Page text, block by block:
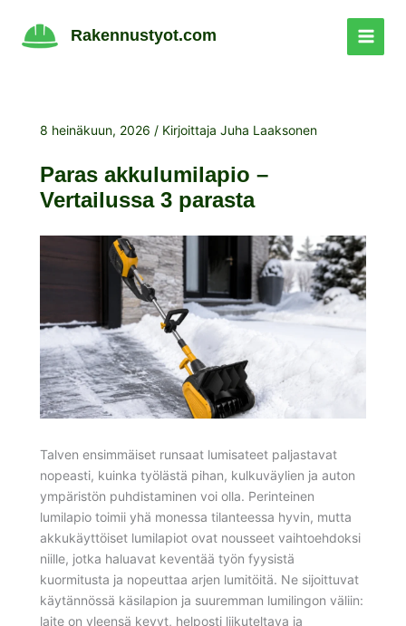
sisältöön
Rakennustyot.com
8 heinäkuun, 2026 / Kirjoittaja Juha Laaksonen
Paras akkulumilapio –
Vertailussa 3 parasta
Talven ensimmäiset runsaat lumisateet paljastavat
nopeasti, kuinka työlästä pihan, kulkuväylien ja auton
ympäristön puhdistaminen voi olla. Perinteinen
lumilapio toimii yhä monessa tilanteessa hyvin, mutta
akkukäyttöiset lumilapiot ovat nousseet vaihtoehdoksi
niille, jotka haluavat keventää työn fyysistä
kuormitusta ja nopeuttaa arjen lumitöitä. Ne sijoittuvat
käytännössä käsilapion ja suuremman lumilingon väliin:
laite on yleensä kevyt, helposti liikuteltava ja